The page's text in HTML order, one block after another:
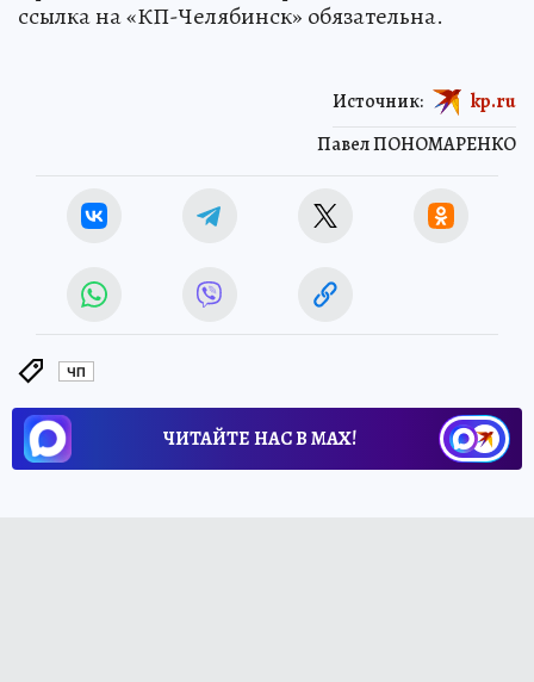
ссылка на «КП-Челябинск» обязательна.
Павел ПОНОМАРЕНКО
Источник: kp.ru
ЧП
ЧИТАЙТЕ НАС В МАХ!